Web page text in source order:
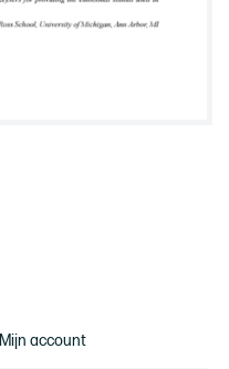
Mijn account